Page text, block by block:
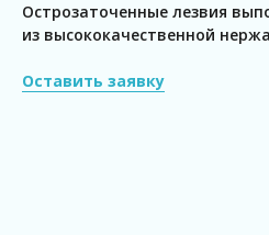
Острозаточенные лезвия
из высококачественной
Оставить заявку